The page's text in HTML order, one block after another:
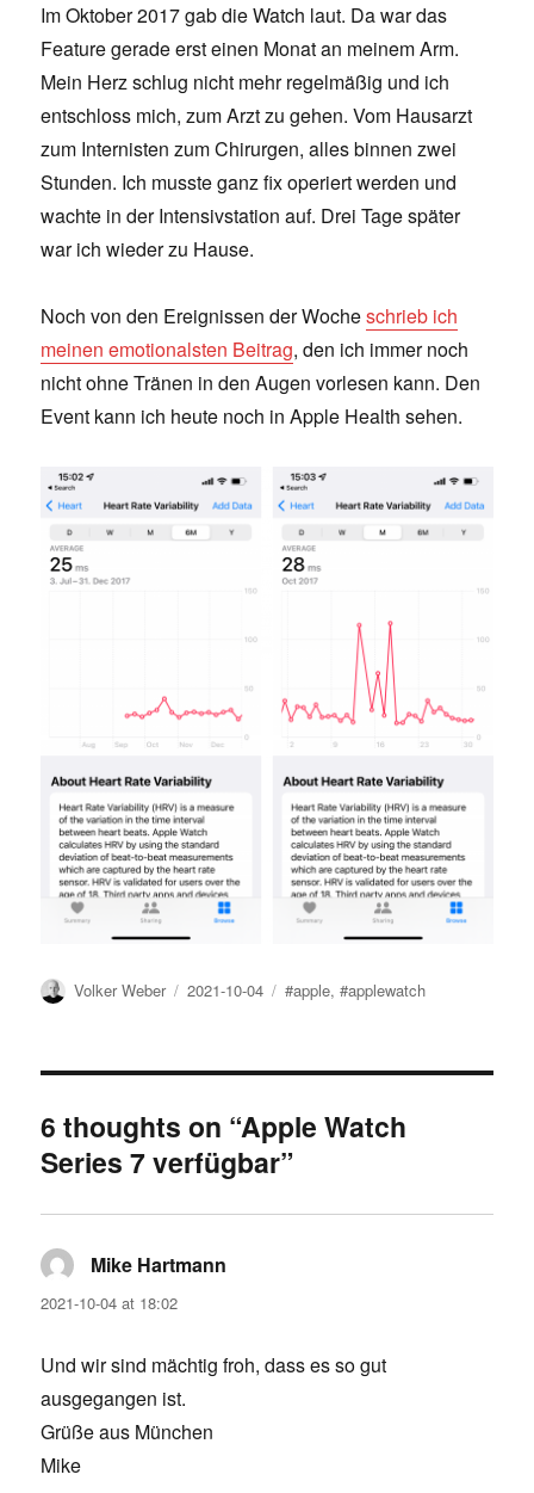
Im Oktober 2017 gab die Watch laut. Da war das
Feature gerade erst einen Monat an meinem Arm.
Mein Herz schlug nicht mehr regelmäßig und ich
entschloss mich, zum Arzt zu gehen. Vom Hausarzt
zum Internisten zum Chirurgen, alles binnen zwei
Stunden. Ich musste ganz fix operiert werden und
wachte in der Intensivstation auf. Drei Tage später
war ich wieder zu Hause.
Noch von den Ereignissen der Wocheschrieb ich
meinen emotionalsten Beitrag, den ich immer noch
nicht ohne Tränen in den Augen vorlesen kann. Den
Event kann ich heute noch in Apple Health sehen.
Author
Volker Weber
Posted
2021-10-04 Tags
#apple,#applewatch
6 thoughts on “Apple Watch
Series 7 verfügbar”
Mike Hartmann
2021-10-04 at 18:02
Und wir sind mächtig froh, dass es so gut
ausgegangen ist.
Grüße aus München
Mike